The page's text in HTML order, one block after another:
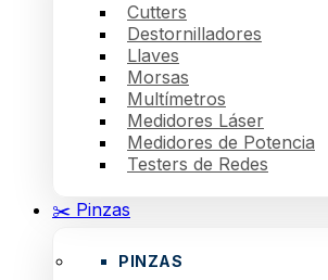
Cutters
Destornilladores
Llaves
Morsas
Multímetros
Medidores Láser
Medidores de Potencia
Testers de Redes
✂️ Pinzas
PINZAS